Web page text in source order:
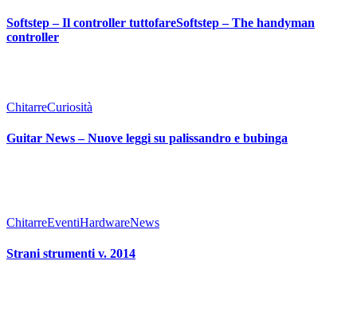
Softstep – Il controller tuttofareSoftstep – The handyman
controller
ChitarreCuriosità
Guitar News – Nuove leggi su palissandro e bubinga
ChitarreEventiHardwareNews
Strani strumenti v. 2014